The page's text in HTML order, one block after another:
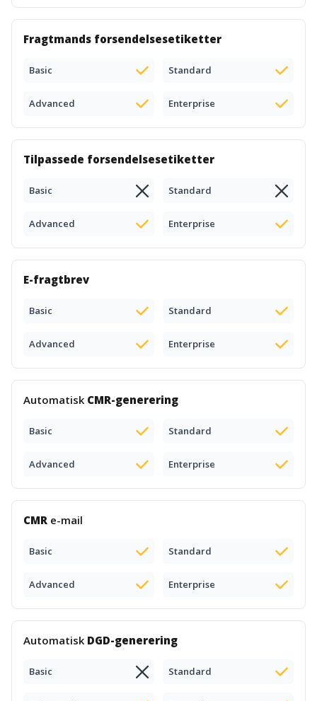
Fragtmands forsendelsesetiketter
Basic Standard
Advanced Enterprise
Tilpassede forsendelsesetiketter
Basic Standard
Advanced Enterprise
E-fragtbrev
Basic Standard
Advanced Enterprise
Automatisk CMR-generering
Basic Standard
Advanced Enterprise
CMR e-mail
Basic Standard
Advanced Enterprise
Automatisk DGD-generering
Basic Standard